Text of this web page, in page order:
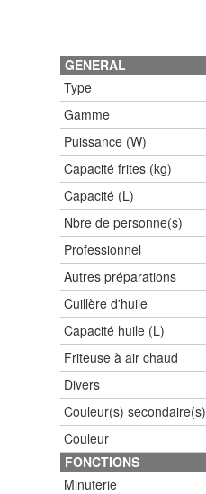
GENERAL
Type
Gamme
Puissance (W)
Capacité frites (kg)
Capacité (L)
Nbre de personne(s)
Professionnel
Autres préparations
Cuillère d'huile
Capacité huile (L)
Friteuse à air chaud
Divers
Couleur(s) secondaire(s)
Couleur
FONCTIONS
Minuterie